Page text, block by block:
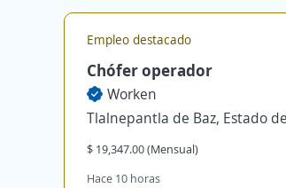
Empleo destacado
Chófer operador
Worken
Tlalnepantla de Baz, Estado
$ 19,347.00 (Mensual)
Hace 10 horas